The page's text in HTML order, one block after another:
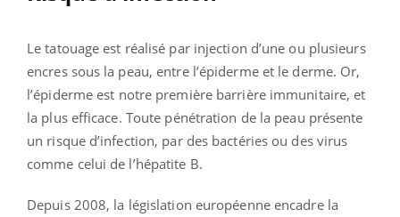
Le tatouage est réalisé par injection d’une ou plusieurs
encres sous la peau, entre l’épiderme et le derme. Or,
l’épiderme est notre première barrière immunitaire, et
la plus efficace. Toute pénétration de la peau présente
un risque d’infection, par des bactéries ou des virus
comme celui de l’hépatite B.
Depuis 2008, la législation européenne encadre la